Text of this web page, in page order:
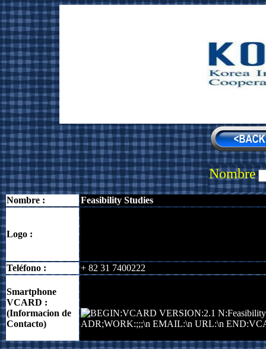
Nombre
Nombre : Feasibility Studies
Logo :
Teléfono : + 82 31 7400222
Smartphone
VCARD :
(Informacion de
Contacto)